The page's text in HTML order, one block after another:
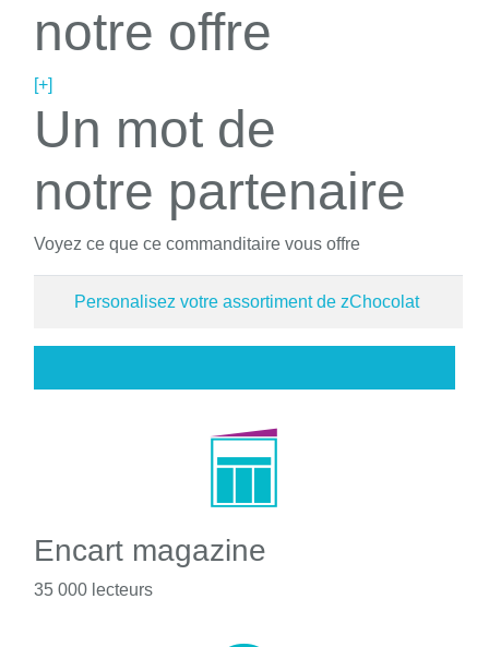
notre offre
[+]
Un mot de
notre partenaire
Voyez ce que ce commanditaire vous offre
Personalisez votre assortiment de zChocolat
Encart magazine
35 000 lecteurs